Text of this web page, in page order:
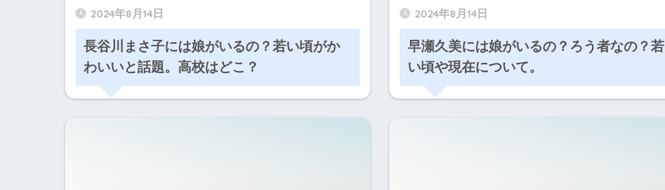
2024年8月14日
長谷川まさ子には娘がいるの？若い頃がか
わいいと話題。高校はどこ？
2024年8月14日
早瀬久美には娘がいるの？ろう者なの？若
い頃や現在について。